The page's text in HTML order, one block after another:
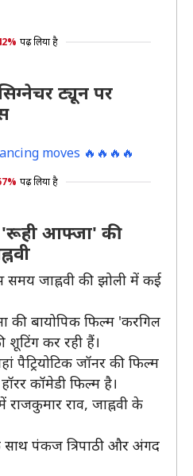
पढ़ लिया है
ट्यून पर
moves 🔥🔥🔥🔥
पढ़ लिया है
'रूही आफ्जा' की
समय जाह्नवी की झोली में कई
बायोपिक फिल्म 'करगिल
कर रही हैं।
पैट्रियोटिक जॉनर की फिल्म
कॉमेडी फिल्म है।
राव, जाह्नवी के
साथ पंकज त्रिपाठी और अंगद